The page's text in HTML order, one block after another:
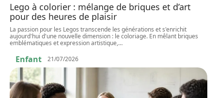
Lego à colorier : mélange de briques et d’art
pour des heures de plaisir
La passion pour les Legos transcende les générations et s'enrichit
aujourd'hui d'une nouvelle dimension : le coloriage. En mêlant briques
emblématiques et expression artistique,…
Enfant 21/07/2026